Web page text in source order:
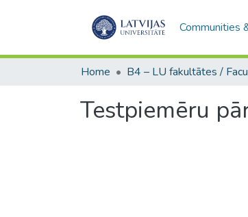
Communities
Home
Testpiemēru